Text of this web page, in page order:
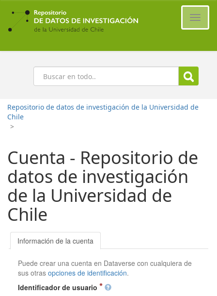
Ir
contenido
principal
Buscar
Repositorio de datos de investigación de la Universidad de
Chile
>
Cuenta - Repositorio de
datos de investigación
de la Universidad de
Chile
Información de la cuenta
Puede crear una cuenta en Dataverse con cualquiera de
sus otrasopciones de identificación.
Identificador de usuario